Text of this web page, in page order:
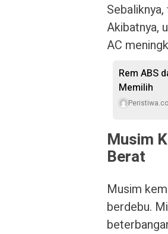
Akibatnya,
AC
Rem ABS
Memilih
Peristiwa.co
Musim
Berat
Musim
berdebu.